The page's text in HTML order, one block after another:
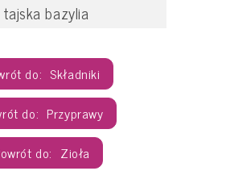
tajska bazylia
Składniki
Przyprawy
Zioła